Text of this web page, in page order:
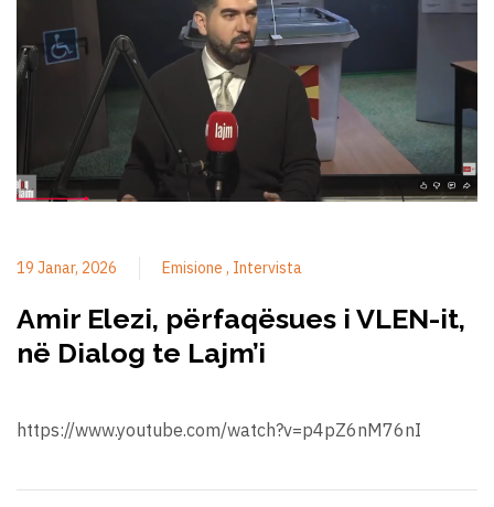
19 Janar, 2026 Emisione Intervista
Amir Elezi, përfaqësues i VLEN-it,
në Dialog te Lajm’i
https://www.youtube.com/watch?v=p4pZ6nM76nI